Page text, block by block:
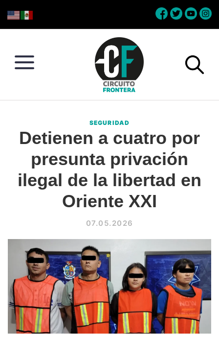
to
to
to
to
Conéctate
la
frontera
SEGURIDAD
Detienen a cuatro por
presunta privación
ilegal de la libertad en
Oriente XXI
07.05.2026